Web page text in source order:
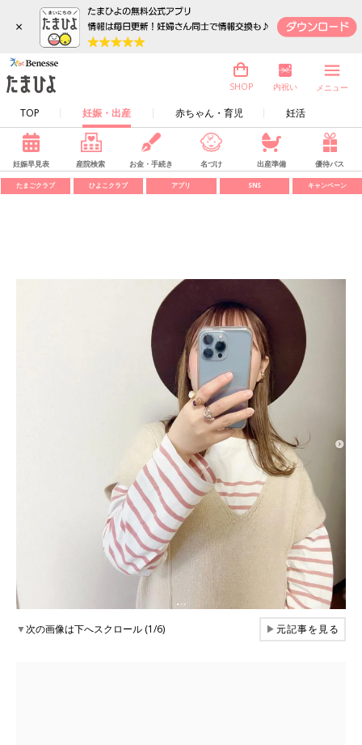
×
TOP 妊娠・出産 赤ちゃん・育児 妊活
SHOP 内祝い メニュー
妊娠早見表 産院検索 お金・手続き 名づけ 出産準備 優待パス
たまごクラブ ひよこクラブ アプリ SNS キャンペーン
▼次の画像は下へスクロール (1/6) ▶元記事を見る